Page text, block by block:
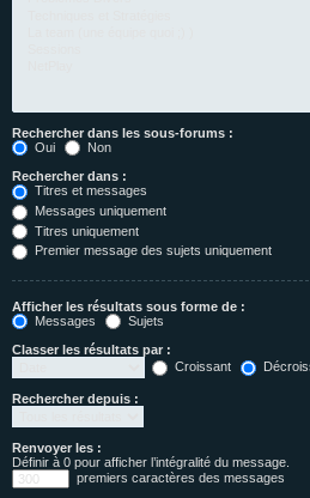
Rechercher dans les sous-forums :
Oui
Non
Rechercher dans :
Titres et messages
Messages uniquement
Titres uniquement
Premier message des sujets uniquement
Afficher les résultats sous forme de :
Messages
Sujets
Classer les résultats par :
Croissant
Rechercher depuis :
Renvoyer les :
Définir à 0 pour afficher l’intégralité du message.
premiers caractères des messages